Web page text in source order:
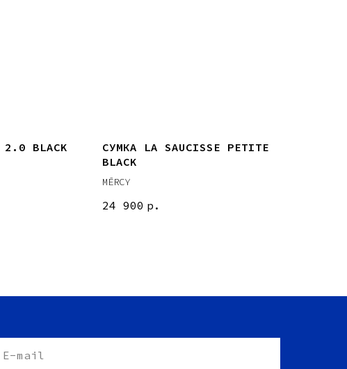
BLACK
СУМКА LA SAUCISSE PETITE
BLACK
MĒRCY
24 900 р.